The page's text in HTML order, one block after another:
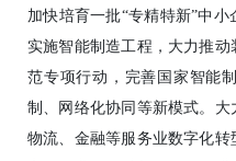
加快培育一批“专精特新”中
实施智能制造工程，大力推
范专项行动，完善国家智能
制、网络化协同等新模式。大
物流、金融等服务业数字化